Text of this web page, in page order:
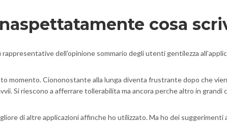
cosa
dell’opinione sommario degli utenti gentilezza
momento. Ciononostante alla lunga diventa frustrante dopo che
Si riescono a afferrare tollerabilita ma ancora perche altro in grandi
di altre applicazioni affinche ho utilizzato. Ma ho dei suggerimenti